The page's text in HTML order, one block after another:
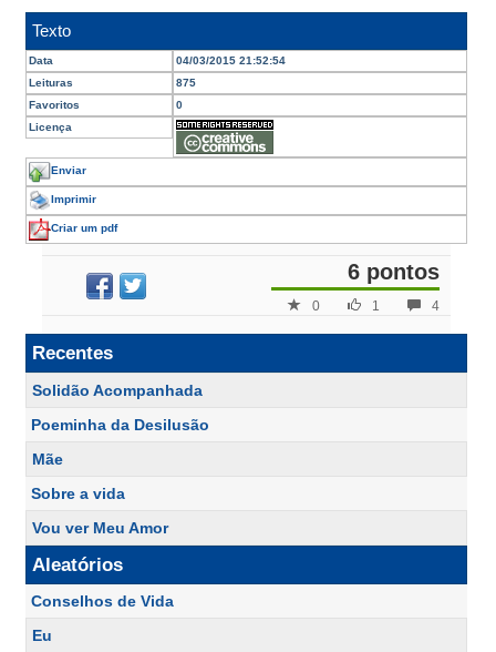
Texto
Data
04/03/2015 21:52:54
Leituras
875
Favoritos
0
Licença
Enviar
Imprimir
Criar um pdf
6 pontos
4
1
0
Recentes
Solidão Acompanhada
Poeminha da Desilusão
Mãe
Sobre a vida
Vou ver Meu Amor
Aleatórios
Conselhos de Vida
Eu